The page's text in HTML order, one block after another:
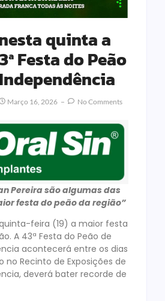
quinta a
Festa do Peão
Março 16, 2026 No Comments
Pereira são algumas das
festa do peão da região”
feira (19) a maior festa
A 43ª Festa do Peão de
acontecerá entre os dias
no Recinto de Exposições de
deverá bater recorde de